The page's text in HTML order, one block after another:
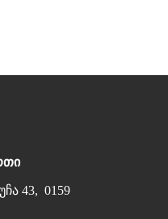
43, 0159